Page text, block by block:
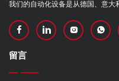
我们的自动化设备是从德国、意大
留言